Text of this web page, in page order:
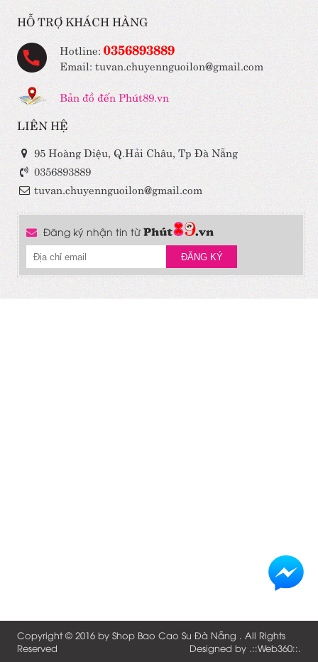
HỖ TRỢ KHÁCH HÀNG
Hotline: 0356893889
Email: tuvan.chuyennguoilon@gmail.com
Bản đồ đến Phút89.vn
LIÊN HỆ
95 Hoàng Diệu, Q.Hải Châu, Tp Đà Nẵng
0356893889
tuvan.chuyennguoilon@gmail.com
Đăng ký nhận tin từ
Copyright © 2016 by Shop Bao Cao Su Đà Nẵng . All Rights
Reserved
Designed by .::Web360::.